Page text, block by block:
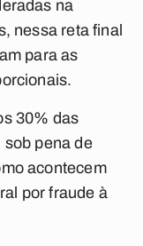
na
nessa reta final
para as
30% das
pena de
acontecem
por fraude à